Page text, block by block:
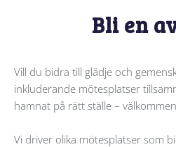
Bli en
Vill du bidra till glädje och
inkluderande mötesplatser
hamnat på rätt ställe –
Vi driver olika mötesplatser som